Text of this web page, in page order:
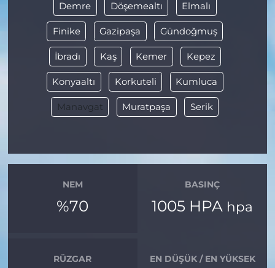
Demre Döşemealtı Elmalı
Finike Gazipaşa Gündoğmuş
İbradı Kaş Kemer Kepez
Konyaaltı Korkuteli Kumluca
Manavgat Muratpaşa Serik
NEM
%70
BASINÇ
1005 HPA hpa
RÜZGAR EN DÜŞÜK / EN YÜKSEK